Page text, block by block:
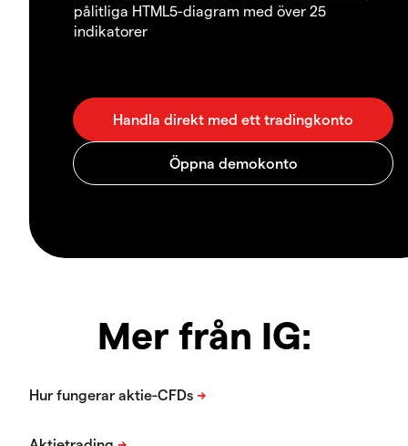
pålitliga HTML5-diagram med över 25
indikatorer
Mer från IG: